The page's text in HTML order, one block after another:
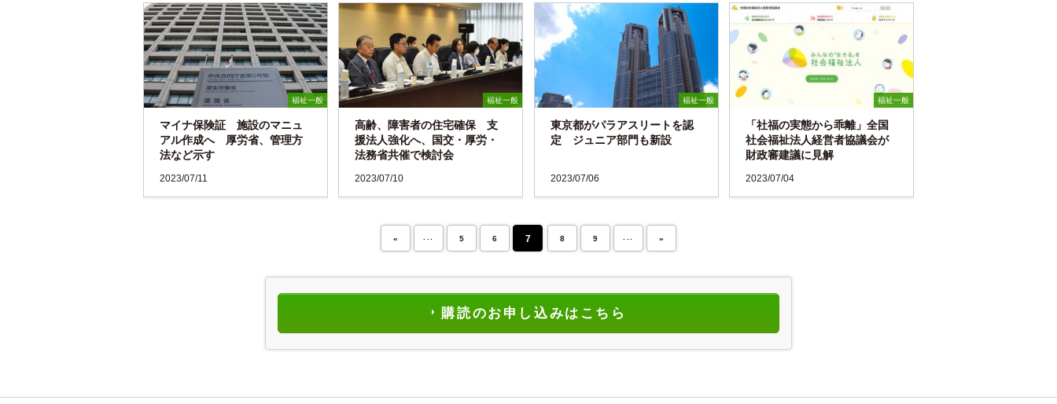
福祉一般
マイナ保険証 施設のマニュ
アル作成へ 厚労省、管理方
法など示す
2023/07/11
福祉一般
高齢、障害者の住宅確保 支
援法人強化へ、国交・厚労・
法務省共催で検討会
2023/07/10
福祉一般
東京都がパラアスリートを認
定 ジュニア部門も新設
2023/07/06
福祉一般
「社福の実態から乖離」全国
社会福祉法人経営者協議会が
財政審建議に見解
2023/07/04
« 5 6 7 8 9 »
購読のお申し込みはこちら